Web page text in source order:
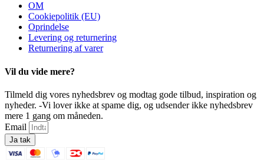
OM
Cookiepolitik (EU)
Oprindelse
Levering og returnering
Returnering af varer
Vil du vide mere?
Tilmeld dig vores nyhedsbrev og modtag gode tilbud, inspiration og
nyheder. -Vi lover ikke at spame dig, og udsender ikke nyhedsbrev
mere 1 gang om måneden.
Email
Ja tak